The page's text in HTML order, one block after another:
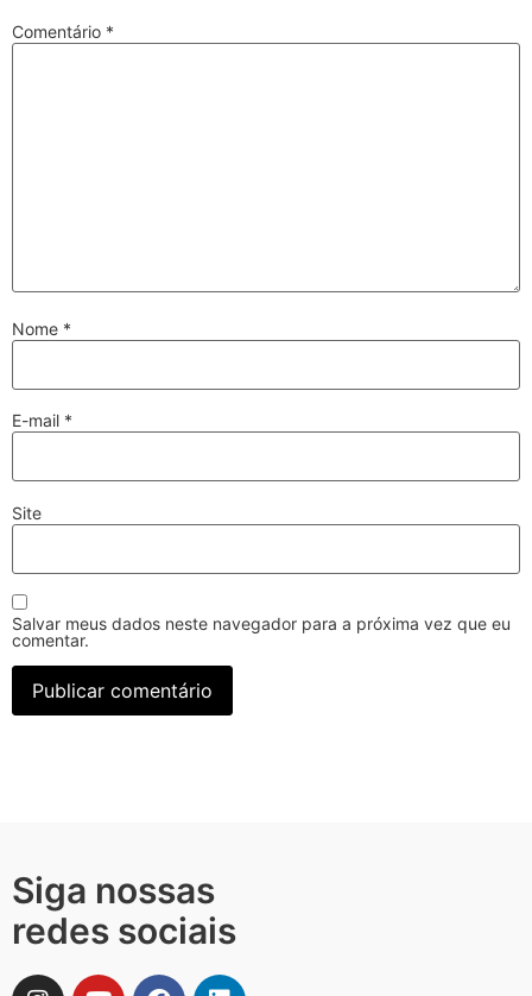
Comentário *
Nome *
E-mail *
Site
Salvar meus dados neste navegador para a próxima vez que eu
comentar.
Siga nossas
redes sociais